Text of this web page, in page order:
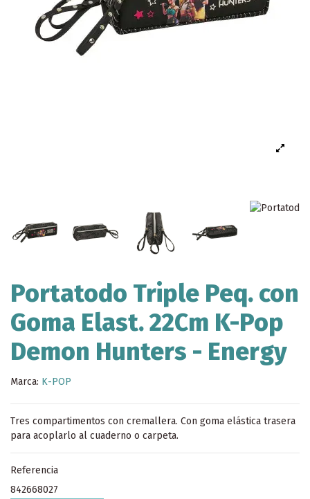
Portatodo Triple Peq. con
Goma Elast. 22Cm K-Pop
Demon Hunters - Energy
Marca: K-POP
Tres compartimentos con cremallera. Con goma elástica trasera
para acoplarlo al cuaderno o carpeta.
Referencia
842668027